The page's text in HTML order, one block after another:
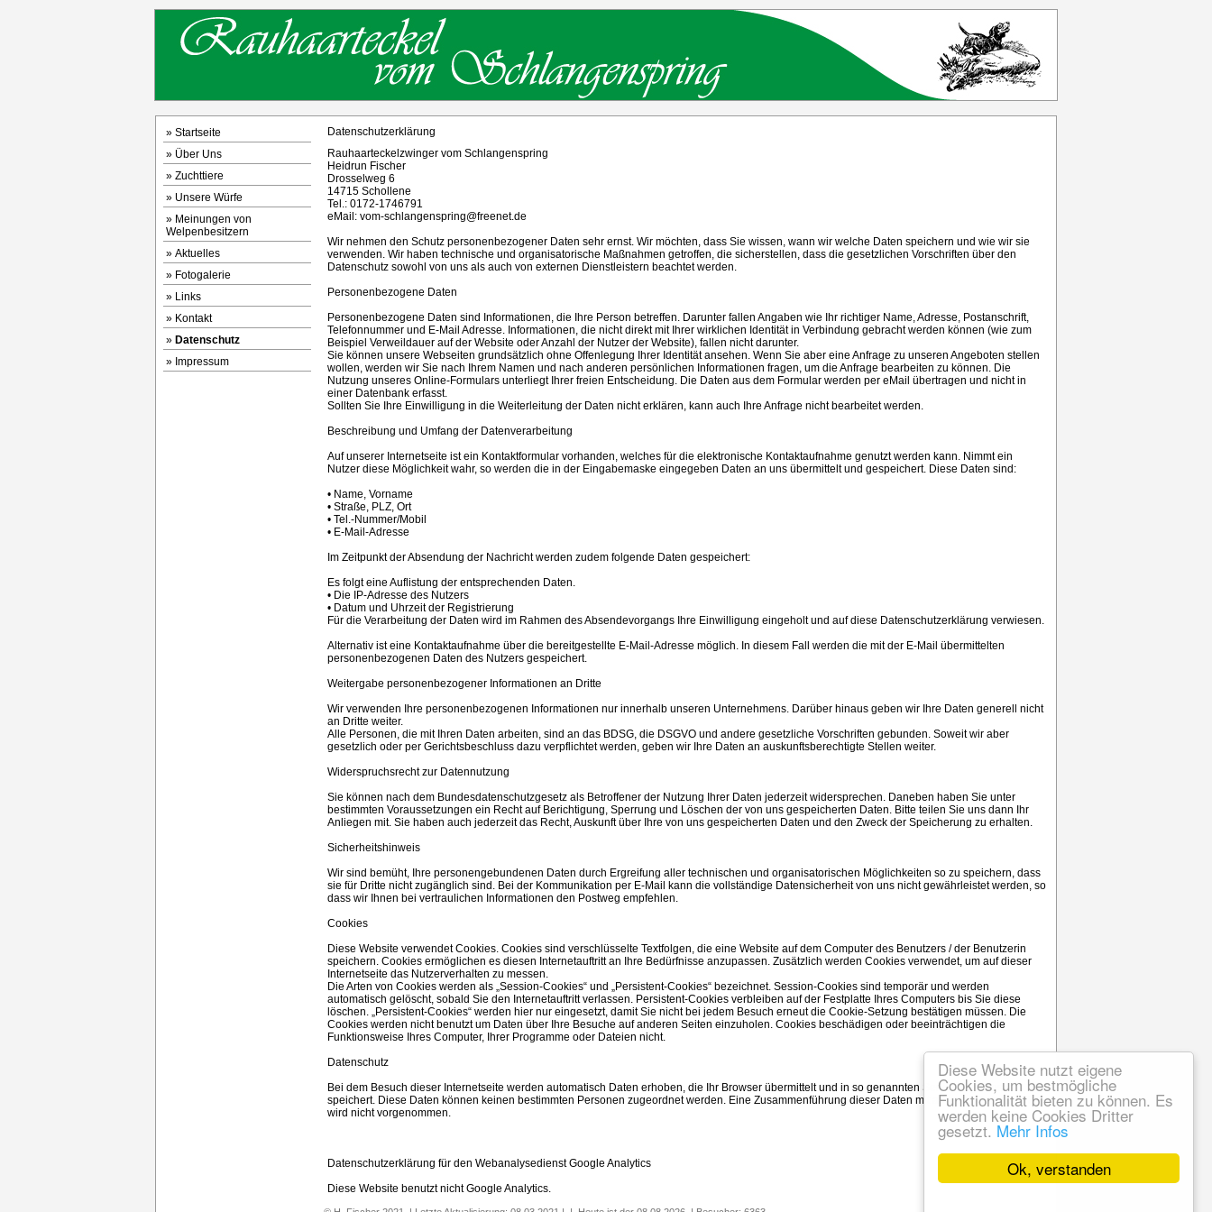
Ok, verstanden
Diese Website nutzt eigene
Cookies, um bestmögliche
Funktionalität bieten zu können. Es
werden keine Cookies Dritter
gesetzt. Mehr Infos
» Startseite
» Über Uns
» Zuchttiere
» Unsere Würfe
» Meinungen von
Welpenbesitzern
» Aktuelles
» Fotogalerie
» Links
» Kontakt
» Datenschutz
» Impressum
Datenschutzerklärung
Rauhaarteckelzwinger vom Schlangenspring
Heidrun Fischer
Drosselweg 6
14715 Schollene
Tel.: 0172-1746791
eMail: vom-schlangenspring@freenet.de
Wir nehmen den Schutz personenbezogener Daten sehr ernst. Wir möchten, dass Sie wissen, wann wir welche Daten speichern und wie wir sie
verwenden. Wir haben technische und organisatorische Maßnahmen getroffen, die sicherstellen, dass die gesetzlichen Vorschriften über den
Datenschutz sowohl von uns als auch von externen Dienstleistern beachtet werden.
Personenbezogene Daten
Personenbezogene Daten sind Informationen, die Ihre Person betreffen. Darunter fallen Angaben wie Ihr richtiger Name, Adresse, Postanschrift,
Telefonnummer und E-Mail Adresse. Informationen, die nicht direkt mit Ihrer wirklichen Identität in Verbindung gebracht werden können (wie zum
Beispiel Verweildauer auf der Website oder Anzahl der Nutzer der Website), fallen nicht darunter.
Sie können unsere Webseiten grundsätzlich ohne Offenlegung Ihrer Identität ansehen. Wenn Sie aber eine Anfrage zu unseren Angeboten stellen
wollen, werden wir Sie nach Ihrem Namen und nach anderen persönlichen Informationen fragen, um die Anfrage bearbeiten zu können. Die
Nutzung unseres Online-Formulars unterliegt Ihrer freien Entscheidung. Die Daten aus dem Formular werden per eMail übertragen und nicht in
einer Datenbank erfasst.
Sollten Sie Ihre Einwilligung in die Weiterleitung der Daten nicht erklären, kann auch Ihre Anfrage nicht bearbeitet werden.
Beschreibung und Umfang der Datenverarbeitung
Auf unserer Internetseite ist ein Kontaktformular vorhanden, welches für die elektronische Kontaktaufnahme genutzt werden kann. Nimmt ein
Nutzer diese Möglichkeit wahr, so werden die in der Eingabemaske eingegeben Daten an uns übermittelt und gespeichert. Diese Daten sind:
• Name, Vorname
• Straße, PLZ, Ort
• Tel.-Nummer/Mobil
• E-Mail-Adresse
Im Zeitpunkt der Absendung der Nachricht werden zudem folgende Daten gespeichert:
Es folgt eine Auflistung der entsprechenden Daten.
• Die IP-Adresse des Nutzers
• Datum und Uhrzeit der Registrierung
Für die Verarbeitung der Daten wird im Rahmen des Absendevorgangs Ihre Einwilligung eingeholt und auf diese Datenschutzerklärung verwiesen.
Alternativ ist eine Kontaktaufnahme über die bereitgestellte E-Mail-Adresse möglich. In diesem Fall werden die mit der E-Mail übermittelten
personenbezogenen Daten des Nutzers gespeichert.
Weitergabe personenbezogener Informationen an Dritte
Wir verwenden Ihre personenbezogenen Informationen nur innerhalb unseren Unternehmens. Darüber hinaus geben wir Ihre Daten generell nicht
an Dritte weiter.
Alle Personen, die mit Ihren Daten arbeiten, sind an das BDSG, die DSGVO und andere gesetzliche Vorschriften gebunden. Soweit wir aber
gesetzlich oder per Gerichtsbeschluss dazu verpflichtet werden, geben wir Ihre Daten an auskunftsberechtigte Stellen weiter.
Widerspruchsrecht zur Datennutzung
Sie können nach dem Bundesdatenschutzgesetz als Betroffener der Nutzung Ihrer Daten jederzeit widersprechen. Daneben haben Sie unter
bestimmten Voraussetzungen ein Recht auf Berichtigung, Sperrung und Löschen der von uns gespeicherten Daten. Bitte teilen Sie uns dann Ihr
Anliegen mit. Sie haben auch jederzeit das Recht, Auskunft über Ihre von uns gespeicherten Daten und den Zweck der Speicherung zu erhalten.
Sicherheitshinweis
Wir sind bemüht, Ihre personengebundenen Daten durch Ergreifung aller technischen und organisatorischen Möglichkeiten so zu speichern, dass
sie für Dritte nicht zugänglich sind. Bei der Kommunikation per E-Mail kann die vollständige Datensicherheit von uns nicht gewährleistet werden, so
dass wir Ihnen bei vertraulichen Informationen den Postweg empfehlen.
Cookies
Diese Website verwendet Cookies. Cookies sind verschlüsselte Textfolgen, die eine Website auf dem Computer des Benutzers / der Benutzerin
speichern. Cookies ermöglichen es diesen Internetauftritt an Ihre Bedürfnisse anzupassen. Zusätzlich werden Cookies verwendet, um auf dieser
Internetseite das Nutzerverhalten zu messen.
Die Arten von Cookies werden als „Session-Cookies“ und „Persistent-Cookies“ bezeichnet. Session-Cookies sind temporär und werden
automatisch gelöscht, sobald Sie den Internetauftritt verlassen. Persistent-Cookies verbleiben auf der Festplatte Ihres Computers bis Sie diese
löschen. „Persistent-Cookies“ werden hier nur eingesetzt, damit Sie nicht bei jedem Besuch erneut die Cookie-Setzung bestätigen müssen. Die
Cookies werden nicht benutzt um Daten über Ihre Besuche auf anderen Seiten einzuholen. Cookies beschädigen oder beeinträchtigen die
Funktionsweise Ihres Computer, Ihrer Programme oder Dateien nicht.
Datenschutz
Bei dem Besuch dieser Internetseite werden automatisch Daten erhoben, die Ihr Browser übermittelt und in so genannten Server Log Files
speichert. Diese Daten können keinen bestimmten Personen zugeordnet werden. Eine Zusammenführung dieser Daten mit anderen Datenquellen
wird nicht vorgenommen.
Datenschutzerklärung für den Webanalysedienst Google Analytics
Diese Website benutzt nicht Google Analytics.